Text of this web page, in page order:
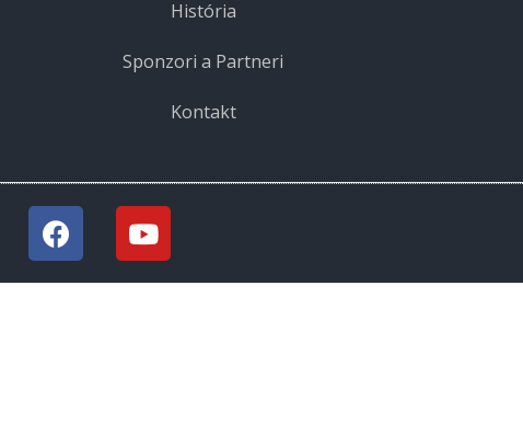
História
Sponzori a Partneri
Kontakt